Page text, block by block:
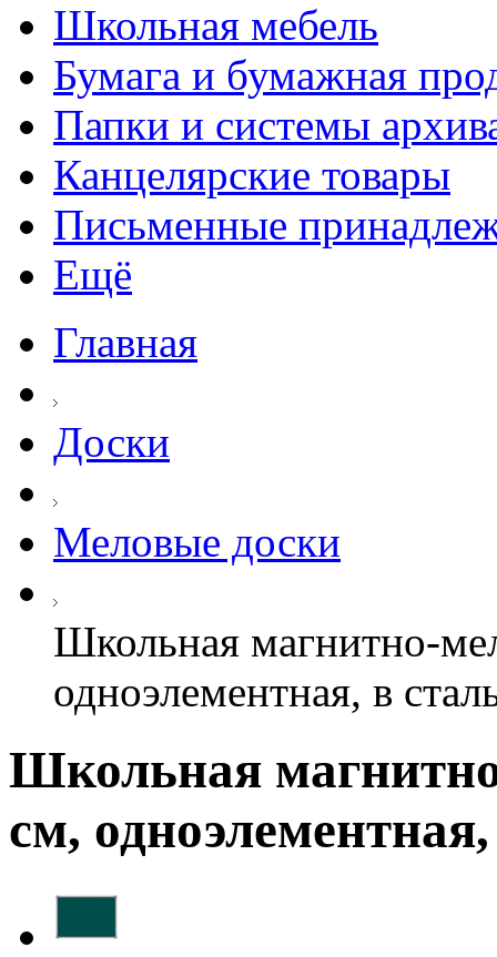
Школьная мебель
Бумага и бумажная
Папки и системы
Канцелярские товары
Письменные
Ещё
Главная
Доски
Меловые доски
Школьная магнитно-
одноэлементная, в
Школьная
см,